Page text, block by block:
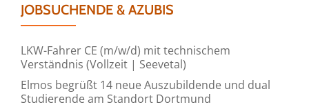
JOBSUCHENDE & AZUBIS
LKW-Fahrer CE (m/w/d) mit technischem
Verständnis (Vollzeit | Seevetal)
Elmos begrüßt 14 neue Auszubildende und dual
Studierende am Standort Dortmund